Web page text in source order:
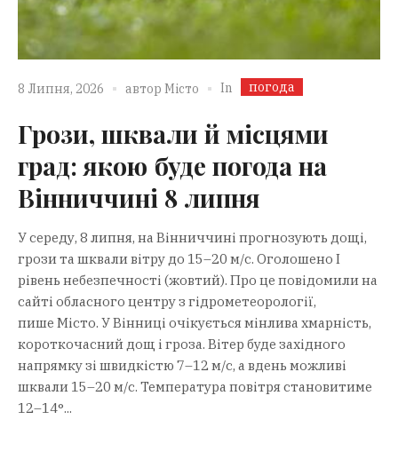
8 Липня, 2026 автор Місто In погода
Грози, шквали й місцями
град: якою буде погода на
Вінниччині 8 липня
У середу, 8 липня, на Вінниччині прогнозують дощі,
грози та шквали вітру до 15–20 м/с. Оголошено І
рівень небезпечності (жовтий). Про це повідомили на
сайті обласного центру з гідрометеорології,
пише Місто. У Вінниці очікується мінлива хмарність,
короткочасний дощ і гроза. Вітер буде західного
напрямку зі швидкістю 7–12 м/с, а вдень можливі
шквали 15–20 м/с. Температура повітря становитиме
12–14°...